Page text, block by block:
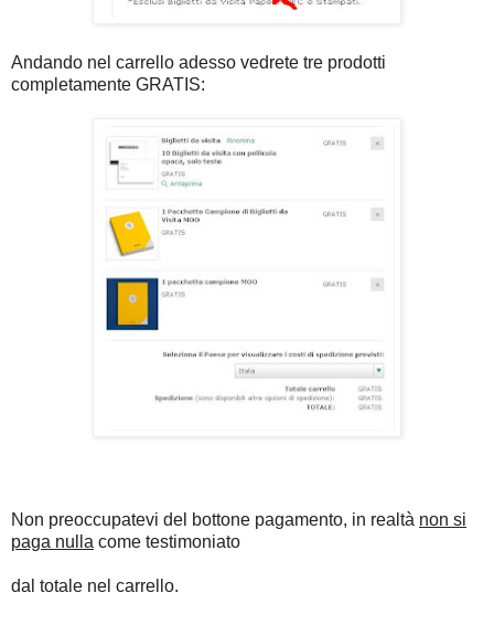
Andando nel carrello adesso vedrete tre prodotti
completamente GRATIS:
Non preoccupatevi del bottone pagamento, in realtà non si
paga nulla come testimoniato
dal totale nel carrello.